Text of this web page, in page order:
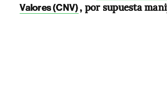
Valores (CNV), por supuesta